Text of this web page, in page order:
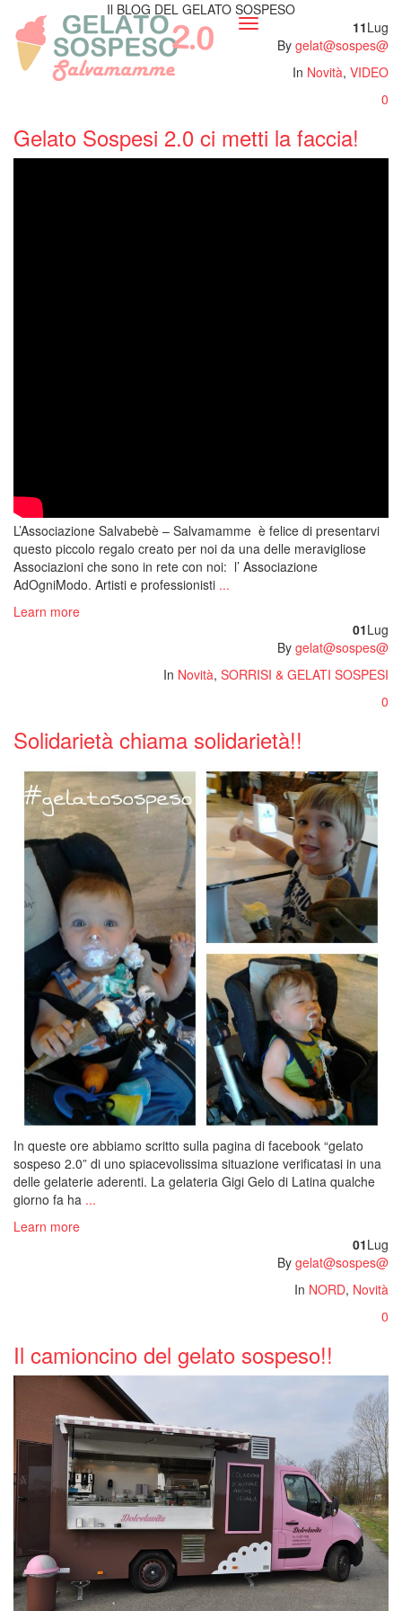
Toggle
navigation
Il BLOG DEL GELATO SOSPESO
11Lug
By gelat@sospes@
In Novità, VIDEO
0
Gelato Sospesi 2.0 ci metti la faccia!
L’Associazione Salvabebè – Salvamamme è felice di presentarvi
questo piccolo regalo creato per noi da una delle meravigliose
Associazioni che sono in rete con noi: l’ Associazione
AdOgniModo. Artisti e professionisti ...
Learn more
01Lug
By gelat@sospes@
In Novità, SORRISI & GELATI SOSPESI
0
Solidarietà chiama solidarietà!!
In queste ore abbiamo scritto sulla pagina di facebook “gelato
sospeso 2.0” di uno spiacevolissima situazione verificatasi in una
delle gelaterie aderenti. La gelateria Gigi Gelo di Latina qualche
giorno fa ha ...
Learn more
01Lug
By gelat@sospes@
In NORD, Novità
0
Il camioncino del gelato sospeso!!